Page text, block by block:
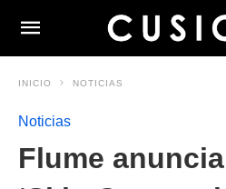
INICIO NOTICIAS
Noticias
Flume